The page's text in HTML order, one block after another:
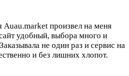
Аuau.market произвел на меня
удобный, выбора много и
не один раз и сервис на
и без лишних хлопот.